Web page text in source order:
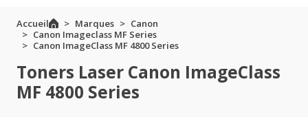
Accueil Marques
Canon
Canon Imageclass MF Series
Canon ImageClass MF 4800 Series
Toners Laser Canon ImageClass
MF 4800 Series